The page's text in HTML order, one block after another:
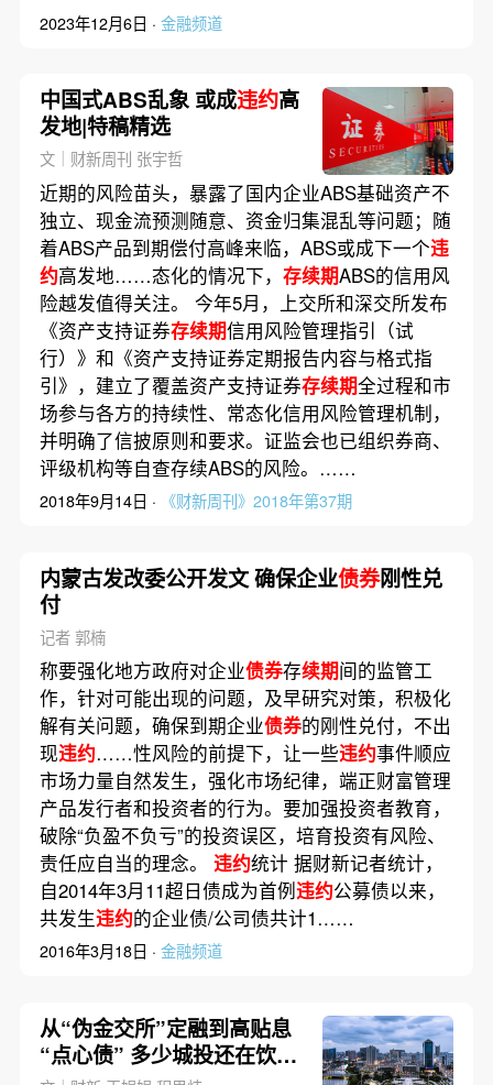
2023年12月6日 · 金融频道
中国式ABS乱象 或成违约高
发地|特稿精选
文｜财新周刊 张宇哲
近期的风险苗头，暴露了国内企业ABS基础资产不
独立、现金流预测随意、资金归集混乱等问题；随
着ABS产品到期偿付高峰来临，ABS或成下一个违
约高发地……态化的情况下， 存续期ABS的信用风
险越发值得关注。 今年5月，上交所和深交所发布
《资产支持证券存续期信用风险管理指引（试
行）》和《资产支持证券定期报告内容与格式指
引》，建立了覆盖资产支持证券存续期全过程和市
场参与各方的持续性、常态化信用风险管理机制，
并明确了信披原则和要求。证监会也已组织券商、
评级机构等自查存续ABS的风险。……
2018年9月14日 · 《财新周刊》2018年第37期
内蒙古发改委公开发文 确保企业债券刚性兑
付
记者 郭楠
称要强化地方政府对企业债券存续期间的监管工
作，针对可能出现的问题，及早研究对策，积极化
解有关问题，确保到期企业债券的刚性兑付，不出
现违约……性风险的前提下，让一些违约事件顺应
市场力量自然发生，强化市场纪律，端正财富管理
产品发行者和投资者的行为。要加强投资者教育，
破除“负盈不负亏”的投资误区，培育投资有风险、
责任应自当的理念。 违约统计 据财新记者统计，
自2014年3月11超日债成为首例违约公募债以来，
共发生违约的企业债/公司债共计1……
2016年3月18日 · 金融频道
从“伪金交所”定融到高贴息
“点心债” 多少城投还在饮鸩